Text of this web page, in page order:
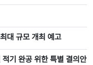
대 규모 개최 예고
기 완공 위한 특별 결의안